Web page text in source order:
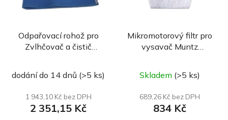
Odpařovací rohož pro
Zvlhčovač a čistič
dodání do 14 dnů (>5 ks)
1 943,10 Kč bez DPH
2 351,15 Kč
Mikromotorový filtr pro
vysavač Muntz
Skladem (>5 ks)
689,26 Kč bez DPH
834 Kč